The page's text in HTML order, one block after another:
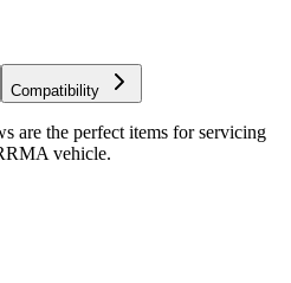
Compatibility
are the perfect items for servicing
vehicle.